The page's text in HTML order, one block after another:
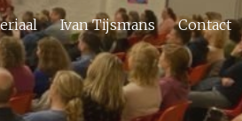
Skip to navigation
Ivan Tijsmans Contact